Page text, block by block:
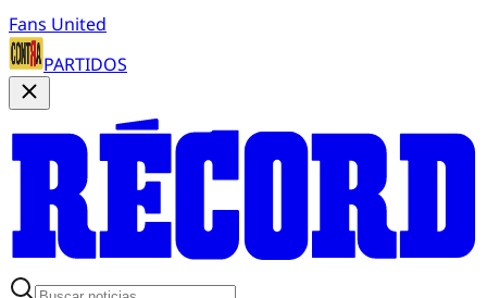
Fans United
PARTIDOS